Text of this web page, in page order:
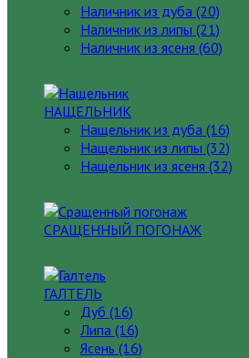
Наличник из дуба (20)
Наличник из липы (21)
Наличник из ясеня (60)
НАЩЕЛЬНИК
Нащельник из дуба (16)
Нащельник из липы (32)
Нащельник из ясеня (32)
СРАЩЕННЫЙ ПОГОНАЖ
ГАЛТЕЛЬ
Дуб (16)
Липа (16)
Ясень (16)